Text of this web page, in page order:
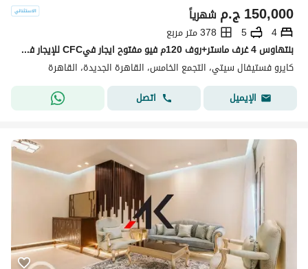
ج.م150,000 شهرياً
4
5
378 متر مربع
بنتهاوس 4 غرف ماستر+روف 120م فيو مفتوح ايجار فيCFC للإيجار في كمبوند كايرو فستيفال سيتي
كايرو فستيفال سيتي، التجمع الخامس، القاهرة الجديدة، القاهرة
الإيميل
اتصل